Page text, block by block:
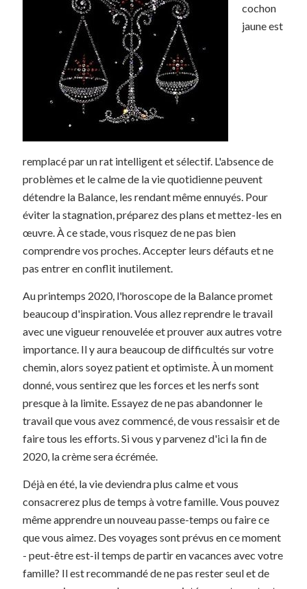
cochon
jaune est
remplacé par un rat intelligent et sélectif. L'absence de
problèmes et le calme de la vie quotidienne peuvent
détendre la Balance, les rendant même ennuyés. Pour
éviter la stagnation, préparez des plans et mettez-les en
œuvre. À ce stade, vous risquez de ne pas bien
comprendre vos proches. Accepter leurs défauts et ne
pas entrer en conflit inutilement.
Au printemps 2020, l'horoscope de la Balance promet
beaucoup d'inspiration. Vous allez reprendre le travail
avec une vigueur renouvelée et prouver aux autres votre
importance. Il y aura beaucoup de difficultés sur votre
chemin, alors soyez patient et optimiste. À un moment
donné, vous sentirez que les forces et les nerfs sont
presque à la limite. Essayez de ne pas abandonner le
travail que vous avez commencé, de vous ressaisir et de
faire tous les efforts. Si vous y parvenez d'ici la fin de
2020, la crème sera écrémée.
Déjà en été, la vie deviendra plus calme et vous
consacrerez plus de temps à votre famille. Vous pouvez
même apprendre un nouveau passe-temps ou faire ce
que vous aimez. Des voyages sont prévus en ce moment
- peut-être est-il temps de partir en vacances avec votre
famille? Il est recommandé de ne pas rester seul et de